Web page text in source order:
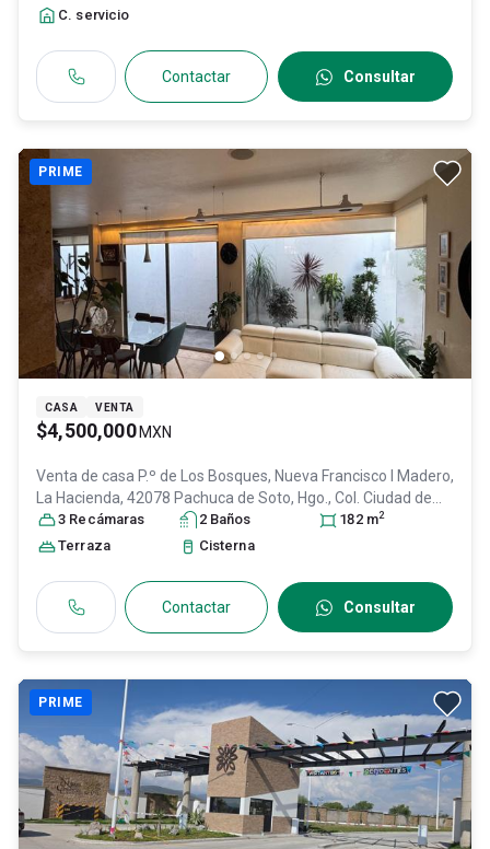
C. servicio
Contactar Consultar
PRIME
CASA VENTA
$4,500,000 MXN
Venta de casa P.º de Los Bosques, Nueva Francisco I Madero,
La Hacienda, 42078 Pachuca de Soto, Hgo., Col. Ciudad de
los Niños,Pachuca de Soto, Hidalgo , México, C.P. 42078
31646973
3 Recámaras 2 Baños 182 m2
Terraza Cisterna
Contactar Consultar
PRIME